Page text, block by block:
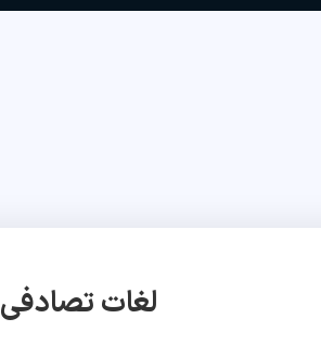
لغات تصادفی